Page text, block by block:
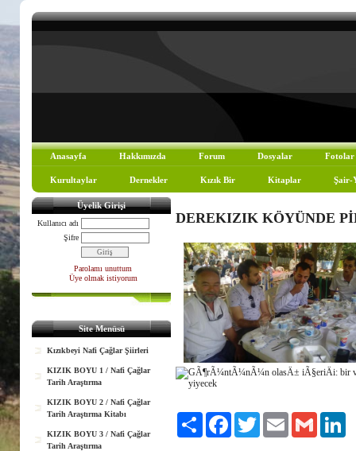
Anasayfa Hakkımızda Forum Dosyalar Fotolar
Kurultaylar Dernekler Kızık Bir Kitaplar Şair-
Üyelik Girişi
Kullanıcı adı
Şifre
Parolamı unuttum
Üye olmak istiyorum
Site Menüsü
Kızıkbeyi Nafi Çağlar Şiirleri
KIZIK BOYU 1 / Nafi Çağlar
Tarih Araştırma
KIZIK BOYU 2 / Nafi Çağlar
Tarih Araştırma Kitabı
KIZIK BOYU 3 / Nafi Çağlar
Tarih Araştırma
DEREKIZIK KÖYÜNDE
Share FacebookTwitter Email Gmail